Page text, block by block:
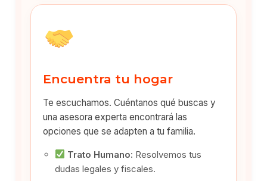
Encuentra tu hogar
Te escuchamos. Cuéntanos qué buscas y
una asesora experta encontrará las
opciones que se adapten a tu familia.
Trato Humano: Resolvemos tus
dudas legales y fiscales.